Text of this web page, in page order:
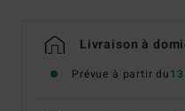
Livraison à
Prévue à partir du